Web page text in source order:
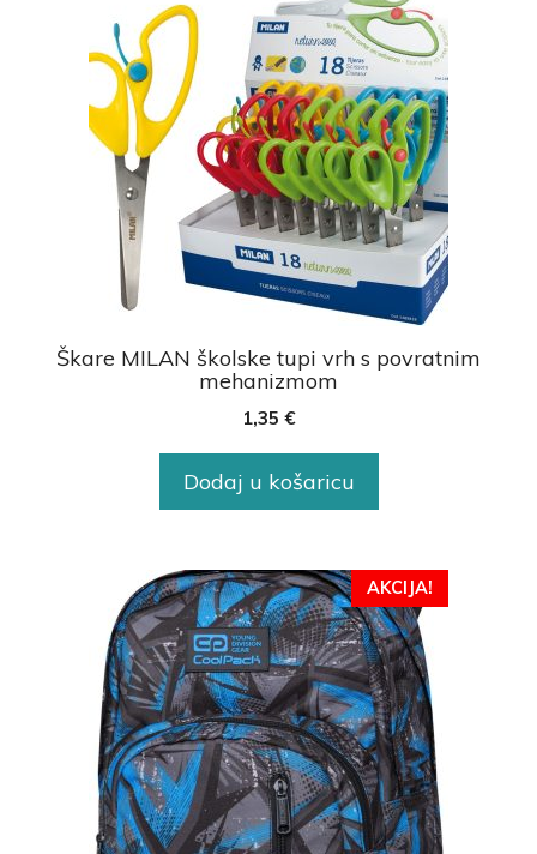
Škare MILAN školske tupi vrh s povratnim
mehanizmom
1,35 €
Dodaj u košaricu
AKCIJA!